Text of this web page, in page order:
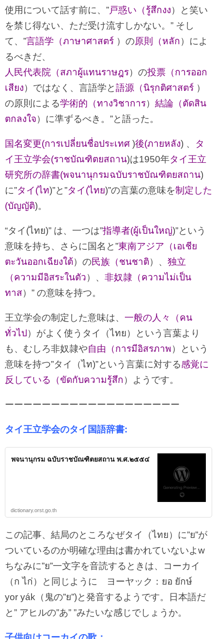
使用について話す前に、”戸惑い（รู้สึกงง）と笑い
を禁じ得ない、ただ受け流すしかない。” そし
て、”言語学（ภาษาศาสตร์ ）の原則（หลัก ）によ
るべきだ、
人民代表院（สภาผู้แทนราษฎร）の投票（การออก
เสียง）ではなく、言語学と語源（นิรุกติศาสตร์ ）
の原則による学術的（ทางวิชาการ） 結論（ตัดสิน
ตกลงใจ）に準ずるべき。”と語った。
国名変更(การเปลี่ยนชื่อประเทศ )後(ภายหลัง) 、 タ
イ王立学会(ราชบัณฑิตยสถาน)は1950年タイ王立
研究所の辞書(พจนานุกรมฉบับราชบัณฑิตยสถาน)
に”タイ(ไท)”と”タイ(ไทย)”の言葉の意味を制定した
(บัญญัติ)。
“タイ(ไทย)” は、一つは”指導者(ผู้เป็นใหญ่)”という
意味を持ち、さらに国名と”東南アジア（เอเชีย
ตะวันออกเฉียงใต้）の民族（ชนชาติ）、 独立
（ความมีอิสระในตัว）、 非奴隷（ความไม่เป็น
ทาส）” の意味を持つ。
王立学会の制定した意味は、 一般の人々（คน
ทั่วไป ）がよく使うタイ（ไทย）という言葉より
も、むしろ非奴隷や自由（การมีอิสรภาพ）という
意味を持つ”タイ（ไท)”という言葉に対する感覚に
反している（ขัดกับความรู้สึก ）ようです。
ーーーーーーーーーーーーーーーーーーー
タイ王立学会のタイ国語辞書:
พจนานุกรม ฉบับราชบัณฑิตยสถาน พ.ศ.๒๕๕๔
dictionary.orst.go.th
この記事、結局のところなぜタイ（ไทย）に”ย”が
ついているのか明確な理由は書かれていないよw
ちなみに”ย”一文字を音読するときは、コーカイ
（ก ไก่）と同じように ヨーヤック：ยอ ยักษ์
yor yák（鬼の”ย”)と発音するようです。日本語だ
と” アヒルの”あ” ”みたいな感じでしょうか。